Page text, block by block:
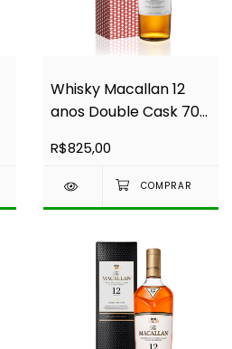
Whisky Macallan 12
anos Double Cask 700
R$825,00